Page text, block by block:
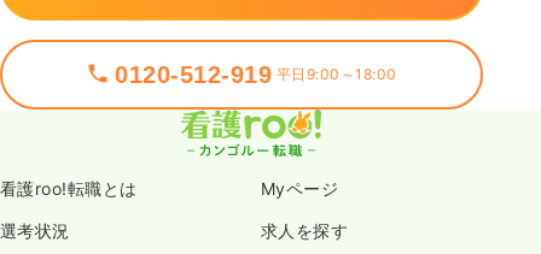
0120-512-919 平日9:00～18:00
看護roo!転職とは Myページ
選考状況 求人を探す